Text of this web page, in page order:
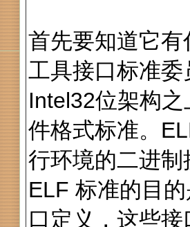
首先要知道它
工具接口标准
Intel32位架构
件格式标准。
行环境的二进
ELF 标准的目
口定义，这些